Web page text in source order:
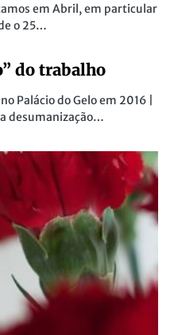
em Abril, em particular
o 25…
do trabalho
Palácio do Gelo em 2016 |
a desumanização…